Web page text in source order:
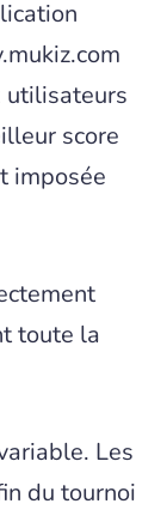
utilisateurs
score
imposée
toute la
Les
du tournoi